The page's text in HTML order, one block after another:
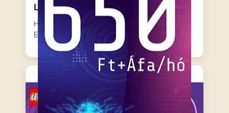
Lego Friends – Majdnem a régiben
Heartlake City nyüzsgő utcáin Andrea,
Emma, Mia, Olivia és Stephanie…